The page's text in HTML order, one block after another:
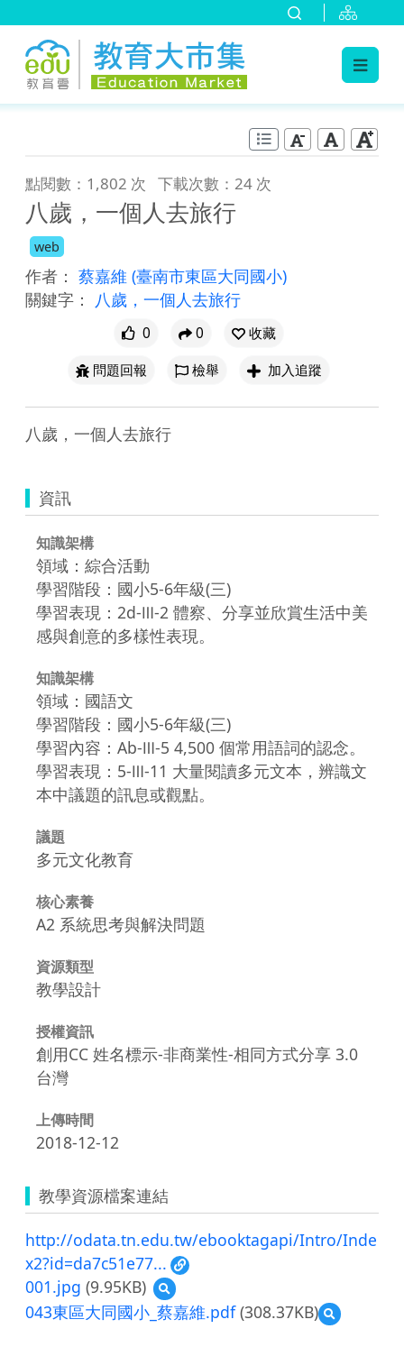
點閱數：1,802 次 下載次數：24 次
八歲，一個人去旅行
web
作者： 蔡嘉維 (臺南市東區大同國小)
關鍵字：
八歲，一個人去旅行
0 0
收藏
問題回報
檢舉 加入追蹤
資訊
知識架構
領域：綜合活動
學習階段：國小5-6年級(三)
學習表現：2d-Ⅲ-2 體察、分享並欣賞生活中美
感與創意的多樣性表現。
知識架構
領域：國語文
學習階段：國小5-6年級(三)
學習內容：Ab-Ⅲ-5 4,500 個常用語詞的認念。
學習表現：5-Ⅲ-11 大量閱讀多元文本，辨識文
本中議題的訊息或觀點。
議題
多元文化教育
核心素養
A2 系統思考與解決問題
資源類型
教學設計
授權資訊
創用CC 姓名標示-非商業性-相同方式分享 3.0
台灣
上傳時間
2018-12-12
教學資源檔案連結
http://odata.tn.edu.tw/ebooktagapi/Intro/Inde
x2?id=da7c51e77...
001.jpg (9.95KB)
預
覽
001.jpg
043東區大同國小_蔡嘉維.pdf(308.37KB)
預
覽